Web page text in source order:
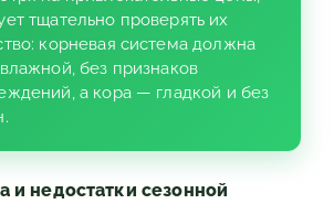
тщательно проверять их
корневая система должна
без признаков
а кора — гладкой и без
и недостатки сезонной